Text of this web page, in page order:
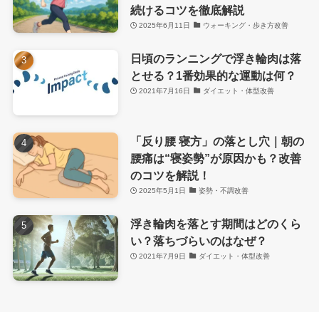
続けるコツを徹底解説
2025年6月11日 ウォーキング・歩き方改善
日頃のランニングで浮き輪肉は落
とせる？1番効果的な運動は何？
2021年7月16日 ダイエット・体型改善
「反り腰 寝方」の落とし穴｜朝の
腰痛は“寝姿勢”が原因かも？改善
のコツを解説！
2025年5月1日 姿勢・不調改善
浮き輪肉を落とす期間はどのくら
い？落ちづらいのはなぜ？
2021年7月9日 ダイエット・体型改善